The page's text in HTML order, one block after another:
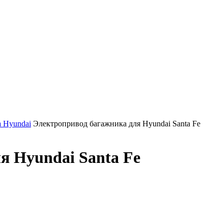
Hyundai Электропривод багажника для Hyundai Santa Fe
Hyundai Santa Fe